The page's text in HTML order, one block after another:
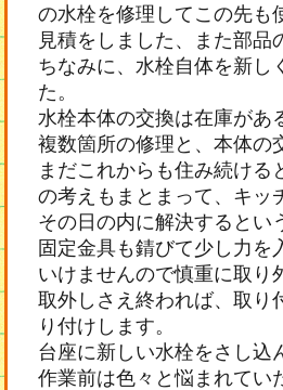
の水栓を修理してこの先も
見積をしました、また部品
ちなみに、水栓自体を新し
た。
水栓本体の交換は在庫があ
複数箇所の修理と、本体の
まだこれからも住み続け
の考えもまとまって、キッ
その日の内に解決するとい
固定金具も錆びて少し力
いけませんので慎重に取り
取外しさえ終われば、取り
り付けします。
台座に新しい水栓をさし込
作業前は色々と悩まれてい